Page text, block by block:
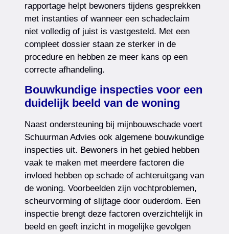
rapportage helpt bewoners tijdens gesprekken
met instanties of wanneer een schadeclaim
niet volledig of juist is vastgesteld. Met een
compleet dossier staan ze sterker in de
procedure en hebben ze meer kans op een
correcte afhandeling.
Bouwkundige inspecties voor een
duidelijk beeld van de woning
Naast ondersteuning bij mijnbouwschade voert
Schuurman Advies ook algemene bouwkundige
inspecties uit. Bewoners in het gebied hebben
vaak te maken met meerdere factoren die
invloed hebben op schade of achteruitgang van
de woning. Voorbeelden zijn vochtproblemen,
scheurvorming of slijtage door ouderdom. Een
inspectie brengt deze factoren overzichtelijk in
beeld en geeft inzicht in mogelijke gevolgen